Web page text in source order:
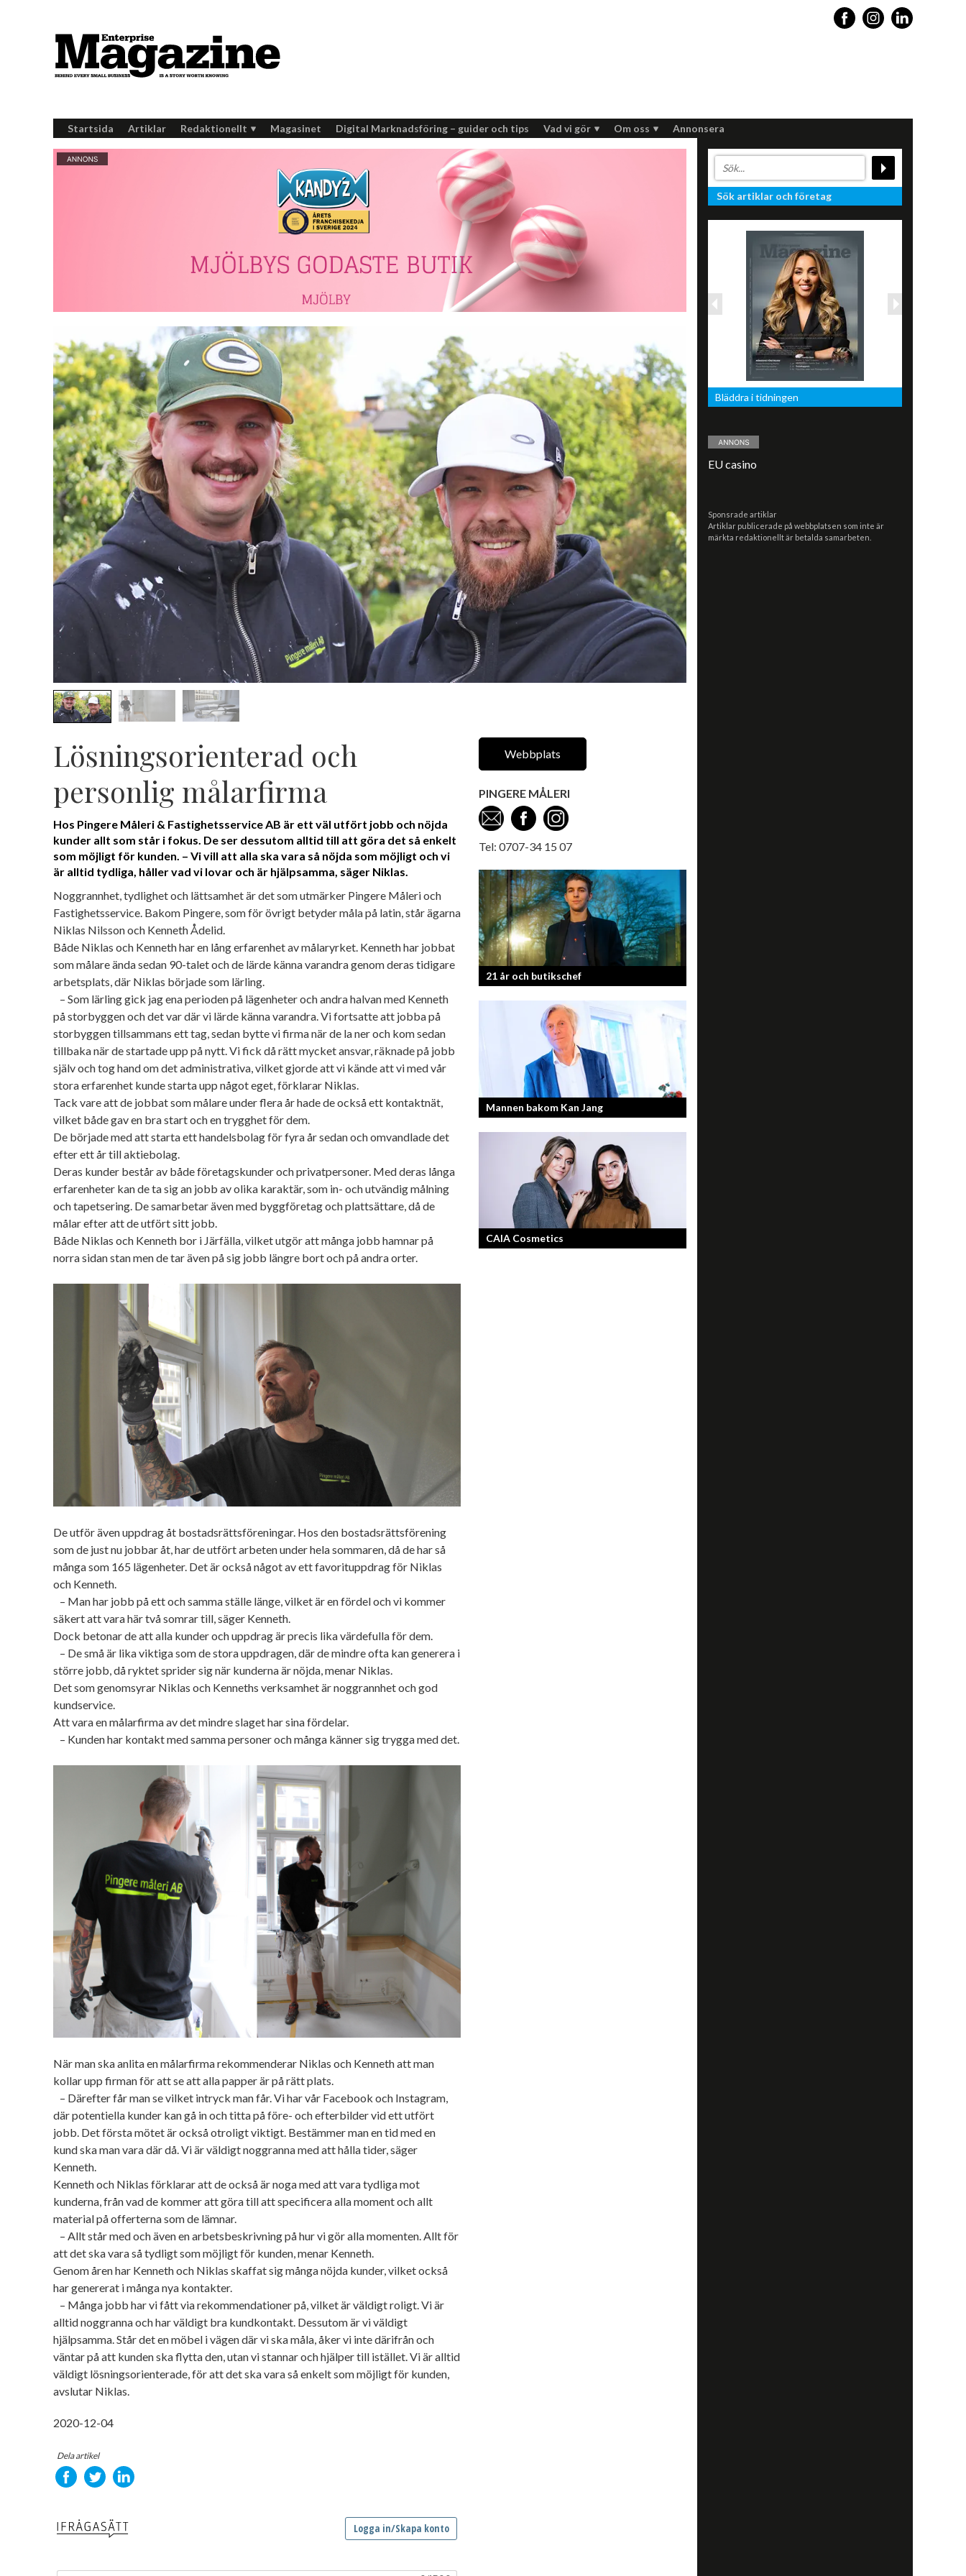
Startsida Artiklar Redaktionellt Magasinet Digital Marknadsföring – guider och tips Vad vi gör Om oss Annonsera
Lösningsorienterad och
personlig målarfirma
Hos Pingere Måleri & Fastighetsservice AB är ett väl utfört jobb och nöjda
kunder allt som står i fokus. De ser dessutom alltid till att göra det så enkelt
som möjligt för kunden. – Vi vill att alla ska vara så nöjda som möjligt och vi
är alltid tydliga, håller vad vi lovar och är hjälpsamma, säger Niklas.
Noggrannhet, tydlighet och lättsamhet är det som utmärker Pingere Måleri och
Fastighetsservice. Bakom Pingere, som för övrigt betyder måla på latin, står ägarna
Niklas Nilsson och Kenneth Ådelid.
Både Niklas och Kenneth har en lång erfarenhet av målaryrket. Kenneth har jobbat
som målare ända sedan 90-talet och de lärde känna varandra genom deras tidigare
arbetsplats, där Niklas började som lärling.
– Som lärling gick jag ena perioden på lägenheter och andra halvan med Kenneth
på storbyggen och det var där vi lärde känna varandra. Vi fortsatte att jobba på
storbyggen tillsammans ett tag, sedan bytte vi firma när de la ner och kom sedan
tillbaka när de startade upp på nytt. Vi fick då rätt mycket ansvar, räknade på jobb
själv och tog hand om det administrativa, vilket gjorde att vi kände att vi med vår
stora erfarenhet kunde starta upp något eget, förklarar Niklas.
Tack vare att de jobbat som målare under flera år hade de också ett kontaktnät,
vilket både gav en bra start och en trygghet för dem.
De började med att starta ett handelsbolag för fyra år sedan och omvandlade det
efter ett år till aktiebolag.
Deras kunder består av både företagskunder och privatpersoner. Med deras långa
erfarenheter kan de ta sig an jobb av olika karaktär, som in- och utvändig målning
och tapetsering. De samarbetar även med byggföretag och plattsättare, då de
målar efter att de utfört sitt jobb.
Både Niklas och Kenneth bor i Järfälla, vilket utgör att många jobb hamnar på
norra sidan stan men de tar även på sig jobb längre bort och på andra orter.
De utför även uppdrag åt bostadsrättsföreningar. Hos den bostadsrättsförening
som de just nu jobbar åt, har de utfört arbeten under hela sommaren, då de har så
många som 165 lägenheter. Det är också något av ett favorituppdrag för Niklas
och Kenneth.
– Man har jobb på ett och samma ställe länge, vilket är en fördel och vi kommer
säkert att vara här två somrar till, säger Kenneth.
Dock betonar de att alla kunder och uppdrag är precis lika värdefulla för dem.
– De små är lika viktiga som de stora uppdragen, där de mindre ofta kan generera i
större jobb, då ryktet sprider sig när kunderna är nöjda, menar Niklas.
Det som genomsyrar Niklas och Kenneths verksamhet är noggrannhet och god
kundservice.
Att vara en målarfirma av det mindre slaget har sina fördelar.
– Kunden har kontakt med samma personer och många känner sig trygga med det.
När man ska anlita en målarfirma rekommenderar Niklas och Kenneth att man
kollar upp firman för att se att alla papper är på rätt plats.
– Därefter får man se vilket intryck man får. Vi har vår Facebook och Instagram,
där potentiella kunder kan gå in och titta på före- och efterbilder vid ett utfört
jobb. Det första mötet är också otroligt viktigt. Bestämmer man en tid med en
kund ska man vara där då. Vi är väldigt noggranna med att hålla tider, säger
Kenneth.
Kenneth och Niklas förklarar att de också är noga med att vara tydliga mot
kunderna, från vad de kommer att göra till att specificera alla moment och allt
material på offerterna som de lämnar.
– Allt står med och även en arbetsbeskrivning på hur vi gör alla momenten. Allt för
att det ska vara så tydligt som möjligt för kunden, menar Kenneth.
Genom åren har Kenneth och Niklas skaffat sig många nöjda kunder, vilket också
har genererat i många nya kontakter.
– Många jobb har vi fått via rekommendationer på, vilket är väldigt roligt. Vi är
alltid noggranna och har väldigt bra kundkontakt. Dessutom är vi väldigt
hjälpsamma. Står det en möbel i vägen där vi ska måla, åker vi inte därifrån och
väntar på att kunden ska flytta den, utan vi stannar och hjälper till istället. Vi är alltid
väldigt lösningsorienterade, för att det ska vara så enkelt som möjligt för kunden,
avslutar Niklas.
2020-12-04
Dela artikel
Webbplats
PINGERE MÅLERI
Tel: 0707-34 15 07
21 år och butikschef
Denis Manasiev Vukotic driver
Teknikmagasinet mot nya framgångar!
Mannen bakom Kan Jang
Georg Wikman är grundaren bakom
hälsopreparaten Arctic Root, Kan Jang,
Chisan och nya Adapt-serien.
CAIA Cosmetics
Sök artiklar och företag
Bläddra i tidningen
EU casino
Sponsrade artiklar
Artiklar publicerade på webbplatsen som inte är
märkta redaktionellt är betalda samarbeten.